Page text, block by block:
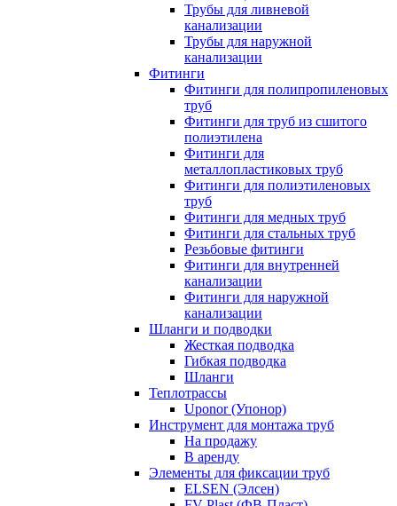
Трубы для ливневой
канализации
Трубы для наружной
канализации
Фитинги
Фитинги для полипропиленовых
труб
Фитинги для труб из сшитого
полиэтилена
Фитинги для
металлопластиковых труб
Фитинги для полиэтиленовых
труб
Фитинги для медных труб
Фитинги для стальных труб
Резьбовые фитинги
Фитинги для внутренней
канализации
Фитинги для наружной
канализации
Шланги и подводки
Жесткая подводка
Гибкая подводка
Шланги
Теплотрассы
Uponor (Упонор)
Инструмент для монтажа труб
На продажу
В аренду
Элементы для фиксации труб
ELSEN (Элсен)